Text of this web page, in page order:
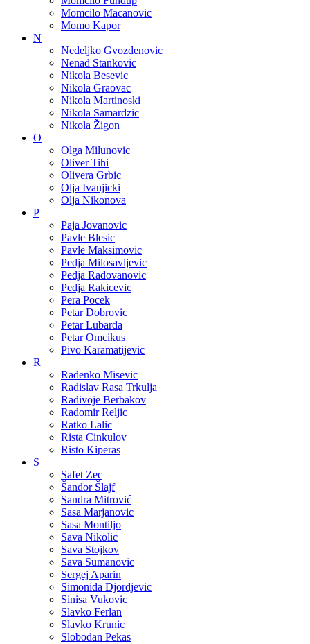
Momcilo Macanovic
Momo Kapor
N
Nedeljko Gvozdenovic
Nenad Stankovic
Nikola Besevic
Nikola Graovac
Nikola Martinoski
Nikola Samardzic
Nikola Žigon
O
Olga Milunovic
Oliver Tihi
Olivera Grbic
Olja Ivanjicki
Olja Nikonova
P
Paja Jovanovic
Pavle Blesic
Pavle Maksimovic
Pedja Milosavljevic
Pedja Radovanovic
Pedja Rakicevic
Pera Pocek
Petar Dobrovic
Petar Lubarda
Petar Omcikus
Pivo Karamatijevic
R
Radenko Misevic
Radislav Rasa Trkulja
Radivoje Berbakov
Radomir Reljic
Ratko Lalic
Rista Cinkulov
Risto Kiperas
S
Safet Zec
Šandor Šlajf
Sandra Mitrović
Sasa Marjanovic
Sasa Montiljo
Sava Nikolic
Sava Stojkov
Sava Sumanovic
Sergej Aparin
Simonida Djordjevic
Sinisa Vukovic
Slavko Ferlan
Slavko Krunic
Slobodan Pekas